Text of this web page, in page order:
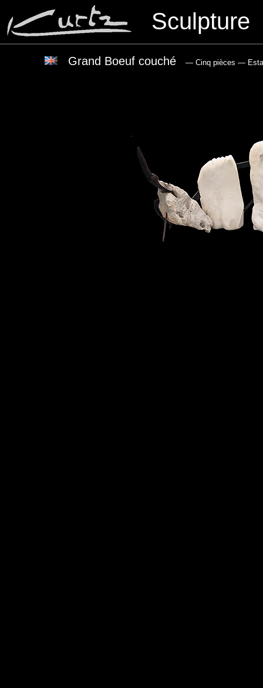
Sculpture
Grand Boeuf couché — Cinq pièces—